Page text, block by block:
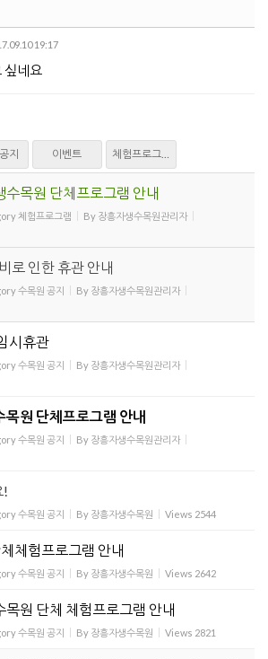
19:17
싶네요
지 이벤트 체험프로그램
목원 단체프로그램 안내
체험프로그램 By 장흥자생수목원관리자
로 인한 휴관 안내
수목원 공지 By 장흥자생수목원관리자
시휴관
수목원 공지 By 장흥자생수목원관리자
원 단체프로그램 안내
수목원 공지 By 장흥자생수목원관리자
!
수목원 공지 By 장흥자생수목원 Views 2544
체험프로그램 안내
수목원 공지 By 장흥자생수목원 Views 2642
원 단체 체험프로그램 안내
수목원 공지 By 장흥자생수목원 Views 2821